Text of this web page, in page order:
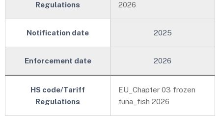
Regulations
2026
Notification date 2025
Enforcement date 2026
HS code/Tariff
Regulations
EU_Chapter 03 frozen
tuna_fish 2026